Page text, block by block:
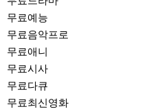
무료예능
무료음악프로
무료애니
무료시사
무료다큐
무료최신영화